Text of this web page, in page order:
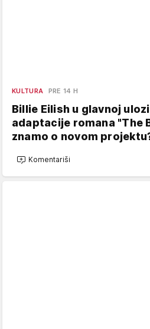
KULTURA PRE 14 H
Billie Eilish u glavnoj
adaptacije romana "The
znamo o novom
Komentariši